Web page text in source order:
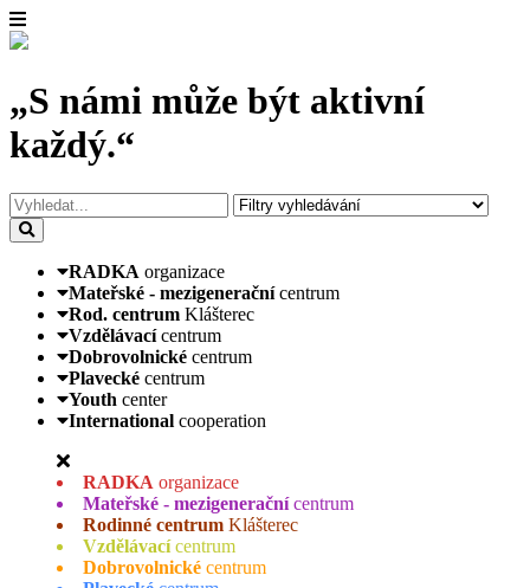
„S námi může být aktivní
každý.“
RADKA organizace
Mateřské - mezigenerační centrum
Rod. centrum Klášterec
Vzdělávací centrum
Dobrovolnické centrum
Plavecké centrum
Youth center
International cooperation
RADKA organizace
Mateřské - mezigenerační centrum
Rodinné centrum Klášterec
Vzdělávací centrum
Dobrovolnické centrum